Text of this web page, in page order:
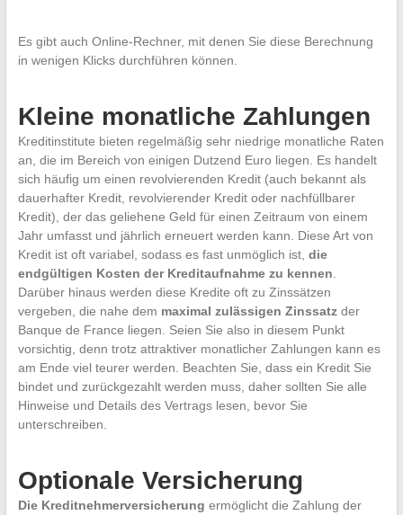
Es gibt auch Online-Rechner, mit denen Sie diese Berechnung
in wenigen Klicks durchführen können.
Kleine monatliche Zahlungen
Kreditinstitute bieten regelmäßig sehr niedrige monatliche Raten
an, die im Bereich von einigen Dutzend Euro liegen. Es handelt
sich häufig um einen revolvierenden Kredit (auch bekannt als
dauerhafter Kredit, revolvierender Kredit oder nachfüllbarer
Kredit), der das geliehene Geld für einen Zeitraum von einem
Jahr umfasst und jährlich erneuert werden kann. Diese Art von
Kredit ist oft variabel, sodass es fast unmöglich ist, die
endgültigen Kosten der Kreditaufnahme zu kennen
Darüber hinaus werden diese Kredite oft zu Zinssätzen
vergeben, die nahe dem maximal zulässigen Zinssatzder
Banque de France liegen. Seien Sie also in diesem Punkt
vorsichtig, denn trotz attraktiver monatlicher Zahlungen kann es
am Ende viel teurer werden. Beachten Sie, dass ein Kredit Sie
bindet und zurückgezahlt werden muss, daher sollten Sie alle
Hinweise und Details des Vertrags lesen, bevor Sie
unterschreiben.
Optionale Versicherung
Die Kreditnehmerversicherung ermöglicht die Zahlung der